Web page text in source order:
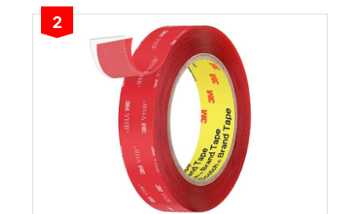
2